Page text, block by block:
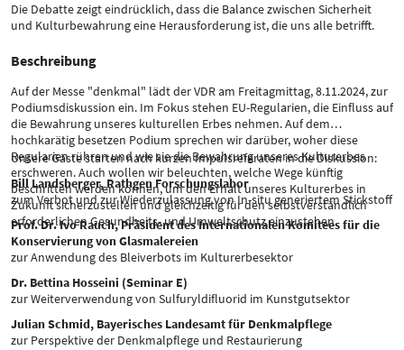
Die Debatte zeigt eindrücklich, dass die Balance zwischen Sicherheit
und Kulturbewahrung eine Herausforderung ist, die uns alle betrifft.
Beschreibung
Auf der Messe "denkmal" lädt der VDR am Freitagmittag, 8.11.2024, zur
Podiumsdiskussion ein. Im Fokus stehen EU-Regularien, die Einfluss auf
die Bewahrung unseres kulturellen Erbes nehmen. Auf dem
hochkarätig besetzen Podium sprechen wir darüber, woher diese
Regularien rühren und wie sie die Bewahrung unseres Kulturerbes
erschweren. Auch wollen wir beleuchten, welche Wege künftig
beschritten werden können, um den Erhalt unseres Kulturerbes in
Zukunft sicherzustellen und gleichzeitig für den selbstverständlich
erforderlichen Gesundheits- und Umweltschutz einzustehen.
Unsere Gäste starten nach kurzen Impulsreferaten in die Diskussion:
Bill Landsberger, Rathgen Forschungslabor
zum Verbot und zur Wiederzulassung von In-situ generiertem Stickstoff
Prof. Dr. Ivo Rauch, Präsident des Internationalen Komitees für die
Konservierung von Glasmalereien
zur Anwendung des Bleiverbots im Kulturerbesektor
Dr. Bettina Hosseini (Seminar E)
zur Weiterverwendung von Sulfuryldifluorid im Kunstgutsektor
Julian Schmid, Bayerisches Landesamt für Denkmalpflege
zur Perspektive der Denkmalpflege und Restaurierung